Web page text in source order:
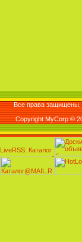
Все права защищены,
Copyright MyCorp ©